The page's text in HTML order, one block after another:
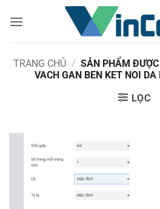
qua
TRANG CHỦ / SẢN PHẨM
VACH GAN BEN KET NOI DA
LỌC